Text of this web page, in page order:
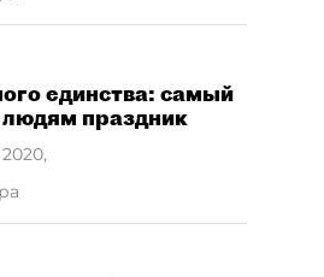
единства: самый
праздник
,